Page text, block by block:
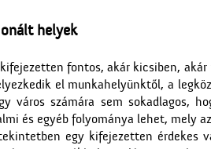
helyek
fontos, akár kicsiben,
el munkahelyünktől, a
város számára sem sokadlagos,
és egyéb folyománya lehet, mely
egy kifejezetten érdekes